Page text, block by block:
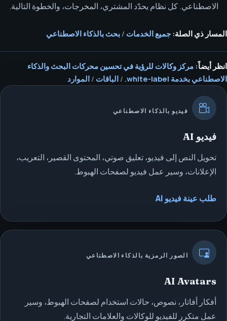
الاصطناعي. كل نظام يحدّد المشتري، المخرجات، والخطوة التالية.
المسار ذي الصلة: جميع الخدمات / بحث بالذكاء الاصطناعي
انظر أيضاً: مركز وكالات للرؤية في تحسين محركات البحث والذكاء
الاصطناعي بخدمة white-label.
/ الباقات / الموارد
فيديو بالذكاء الاصطناعي
فيديو AI
تحويل النص إلى فيديو، تعليق صوتي، المحتوى القصير، التعريب،
الإعلانات، وسير عمل فيديو لصفحات الهبوط.
طلب عينة فيديو AI
الصور الرمزية بالذكاء الاصطناعي
AI Avatars
أفكار أفاتار، نصوص، حالات استخدام لصفحات الهبوط، وسير
عمل متكرر للفيديو للوكالات والعلامات التجارية.